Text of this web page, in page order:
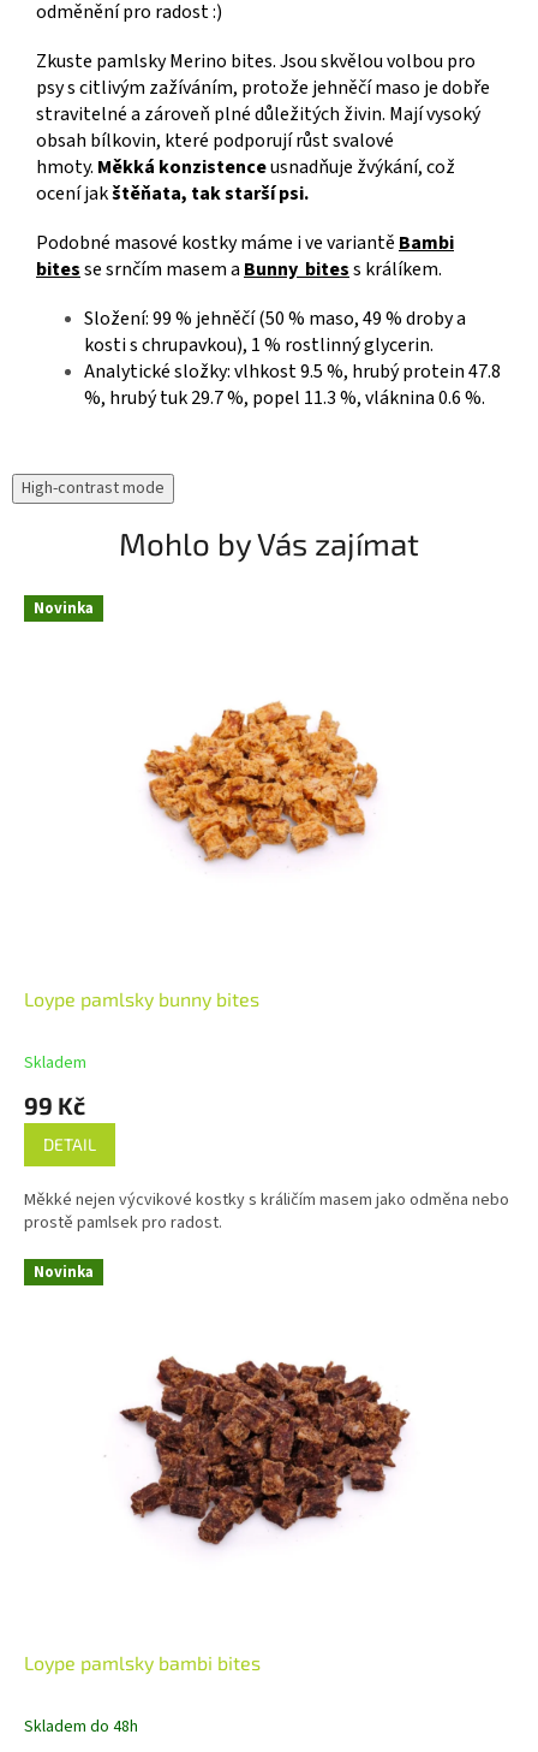
odměnění pro radost :)
Zkuste pamlsky Merino bites. Jsou skvělou volbou pro
psy s citlivým zažíváním, protože jehněčí maso je dobře
stravitelné a zároveň plné důležitých živin. Mají vysoký
obsah bílkovin, které podporují růst svalové
hmoty. Měkká konzistenceusnadňuje žvýkání, což
ocení jakštěňata, tak starší psi.
Podobné masové kostky máme i ve variantě Bambi
bitesse srnčím masem a Bunny bitess králíkem.
Složení: 99 % jehněčí (50 % maso, 49 % droby a
kosti s chrupavkou), 1 % rostlinný glycerin.
Analytické složky: vlhkost 9.5 %, hrubý protein 47.8
%, hrubý tuk 29.7 %, popel 11.3 %, vláknina 0.6 %.
High-contrast mode
Mohlo by Vás zajímat
Novinka
Loype pamlsky bunny bites
Skladem
99 Kč
DETAIL
Měkké nejen výcvikové kostky s králičím masem jako odměna nebo
prostě pamlsek pro radost.
Novinka
Loype pamlsky bambi bites
Skladem do 48h